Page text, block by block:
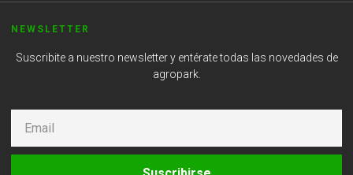
NEWSLETTER
Suscribite a nuestro newsletter y entérate todas las novedades de
agropark.